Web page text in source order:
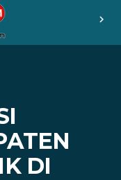
chevron_right
DI